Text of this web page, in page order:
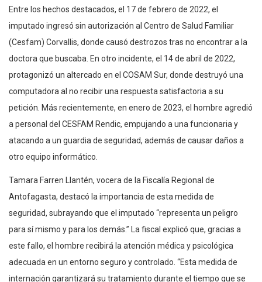
Entre los hechos destacados, el 17 de febrero de 2022, el
imputado ingresó sin autorización al Centro de Salud Familiar
(Cesfam) Corvallis, donde causó destrozos tras no encontrar a la
doctora que buscaba. En otro incidente, el 14 de abril de 2022,
protagonizó un altercado en el COSAM Sur, donde destruyó una
computadora al no recibir una respuesta satisfactoria a su
petición. Más recientemente, en enero de 2023, el hombre agredió
a personal del CESFAM Rendic, empujando a una funcionaria y
atacando a un guardia de seguridad, además de causar daños a
otro equipo informático.
Tamara Farren Llantén, vocera de la Fiscalía Regional de
Antofagasta, destacó la importancia de esta medida de
seguridad, subrayando que el imputado “representa un peligro
para sí mismo y para los demás.” La fiscal explicó que, gracias a
este fallo, el hombre recibirá la atención médica y psicológica
adecuada en un entorno seguro y controlado. “Esta medida de
internación garantizará su tratamiento durante el tiempo que se